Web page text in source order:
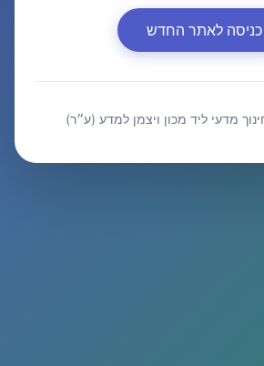
כניסה לאתר החדש
מדעי ליד מכון ויצמן למדע (ע״ר)